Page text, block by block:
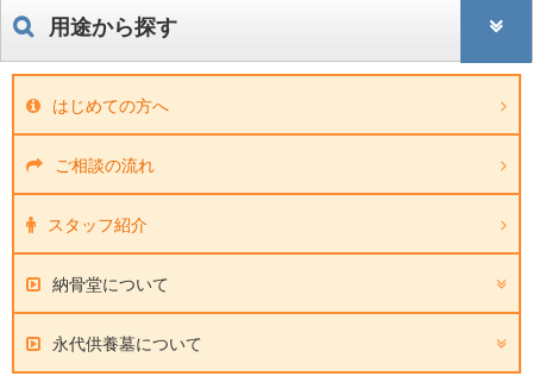
用途から探す
はじめての方へ
ご相談の流れ
スタッフ紹介
納骨堂について
永代供養墓について